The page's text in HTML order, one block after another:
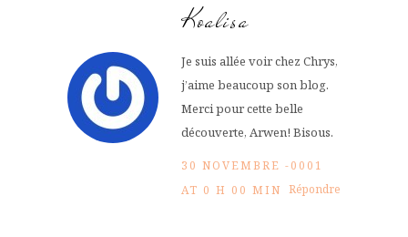
Koalisa
Je suis allée voir chez Chrys,
j’aime beaucoup son blog.
Merci pour cette belle
découverte, Arwen! Bisous.
30 NOVEMBRE -0001
AT 0 H 00 MIN Répondre